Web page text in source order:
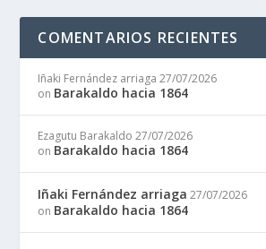
COMENTARIOS RECIENTES
Iñaki Fernández arriaga 27/07/2026
on Barakaldo hacia 1864
Ezagutu Barakaldo 27/07/2026
on Barakaldo hacia 1864
Iñaki Fernández arriaga 27/07/2026
on Barakaldo hacia 1864